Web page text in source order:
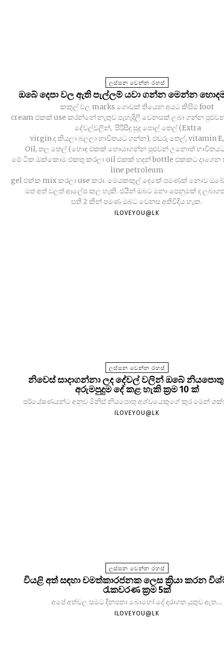
ලස්සන වෙන්න රහස්
ඔබේ දෙපා වල ඇති පැල්ලම් යවා ගන්න මෙන්න
කකුල් වල marks ගොඩක් තියෙන අයට කිසිම foot
cream එකක් use කරන්නේ නැතුව පැහැදිලි වෙනසක් ලබා ගන්න
දේවල්වලින්, පිරිසිදු සුදු පොල් තෙල් (Extra
virgin ද කියලා බලලා භාවිතයට ගන්න), එඬරු තෙල්, vitamin
Oil, තල තෙල් (හොඳ එකක් හොයාගන්න පුළුවන් උනොත්
මේ ටික ඔක්කොම එකතු කරලා oil එකක් හදන් bottle එකකට දාගෙන
line petroleum
gel එක්ක mix කරලා use කරා. මෙයකකුල් දෙකේ පමණක් නොව
මත අත් වලත් ආලේප කල හැකි. එයින් ඔබට මනා පෙනුමක් ද
සති 2 කින් පමණ ඔබට වෙනස අතිවිදිය හැක.
ILOVEYOU@LK
ලස්සන වෙන්න රහස්
නිවෙස් සාදාගන්නා ලද දේවල් වලින් ඔබේ නියපොතු
අරුමපුදුම දේ කළ හැකි ක්‍රම 10 ක්
පර්යේෂණයන්ට අනුව මිනිස් නියපොතු අශ්වයෙකුගේ කුර මෙන්
ILOVEYOU@LK
ලස්සන වෙන්න රහස්
වියළි අත් සඳහා චමත්කාරජනක ලෙස ක්‍රියා කරන
රැකවරණ ක්‍රම 5ක්
අපේ අත්වල සමට දිනපතා බොහෝ දේ දරාගත යුතුව ඇත....
ILOVEYOU@LK